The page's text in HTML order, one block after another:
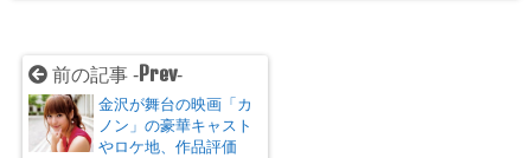
前の記事 - Prev-
金沢が舞台の映画「カ
ノン」の豪華キャスト
やロケ地、作品評価